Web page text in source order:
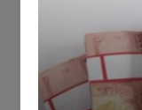
Jika
Artikel
Terima Kasih